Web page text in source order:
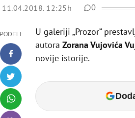
11.04.2018. 12:25h 0
PODELI:
U galeriji „Prozor“
autora Zorana Vujovića
novije istorije.